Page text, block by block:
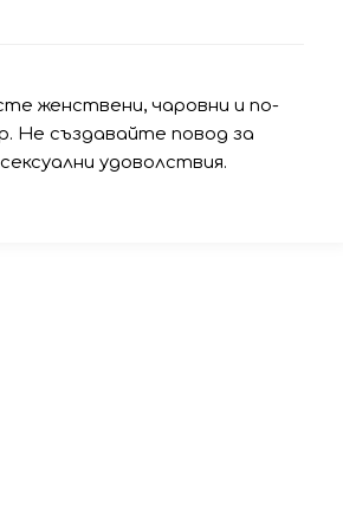
женствени, чаровни и по-
Не създавайте повод за
удоволствия.